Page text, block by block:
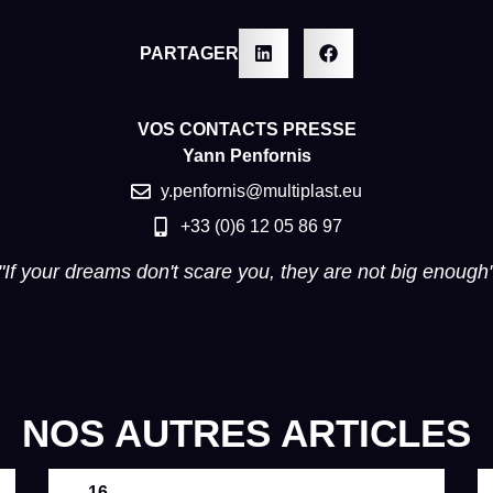
PARTAGER
VOS CONTACTS PRESSE
Yann Penfornis
y.penfornis@multiplast.eu
+33 (0)6 12 05 86 97
your dreams don't scare you, they are not big
NOS AUTRES ARTICLES